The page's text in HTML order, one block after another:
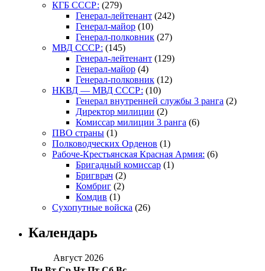
КГБ СССР: (279)
Генерал-лейтенант (242)
Генерал-майор (10)
Генерал-полковник (27)
МВД СССР: (145)
Генерал-лейтенант (129)
Генерал-майор (4)
Генерал-полковник (12)
НКВД — МВД СССР: (10)
Генерал внутренней службы 3 ранга (2)
Директор милиции (2)
Комиссар милиции 3 ранга (6)
ПВО страны (1)
Полководческих Орденов (1)
Рабоче-Крестьянская Красная Армия: (6)
Бригадный комиссар (1)
Бригврач (2)
Комбриг (2)
Комдив (1)
Сухопутные войска (26)
Календарь
Август 2026